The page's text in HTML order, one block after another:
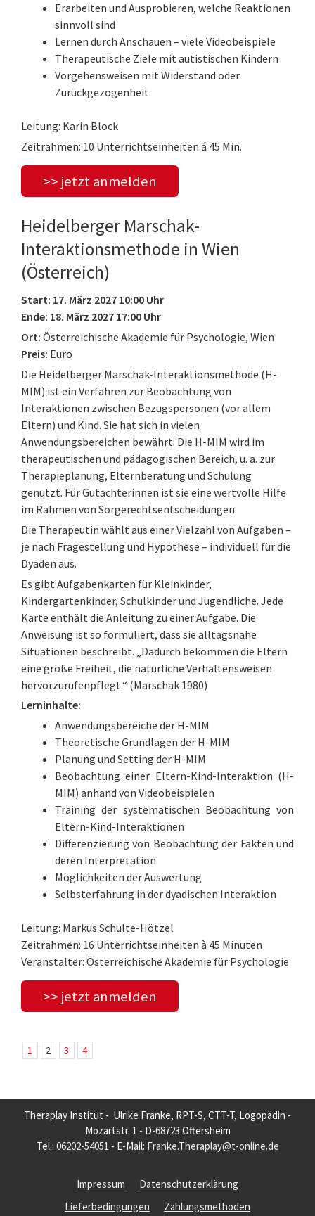
Erarbeiten und Ausprobieren, welche Reaktionen
sinnvoll sind
Lernen durch Anschauen – viele Videobeispiele
Therapeutische Ziele mit autistischen Kindern
Vorgehensweisen mit Widerstand oder
Zurückgezogenheit
Leitung: Karin Block
Zeitrahmen: 10 Unterrichtseinheiten á 45 Min.
>> jetzt anmelden
Heidelberger Marschak-
Interaktionsmethode in Wien
(Österreich)
Start: 17. März 2027 10:00 Uhr
Ende: 18. März 2027 17:00 Uhr
Ort: Österreichische Akademie für Psychologie, Wien
Preis: Euro
Die Heidelberger Marschak-Interaktionsmethode (H-
MIM) ist ein Verfahren zur Beobachtung von
Interaktionen zwischen Bezugspersonen (vor allem
Eltern) und Kind. Sie hat sich in vielen
Anwendungsbereichen bewährt: Die H-MIM wird im
therapeutischen und pädagogischen Bereich, u. a. zur
Therapieplanung, Elternberatung und Schulung
genutzt. Für Gutachterinnen ist sie eine wertvolle Hilfe
im Rahmen von Sorgerechtsentscheidungen.
Die Therapeutin wählt aus einer Vielzahl von Aufgaben –
je nach Fragestellung und Hypothese – individuell für die
Dyaden aus.
Es gibt Aufgabenkarten für Kleinkinder,
Kindergartenkinder, Schulkinder und Jugendliche. Jede
Karte enthält die Anleitung zu einer Aufgabe. Die
Anweisung ist so formuliert, dass sie alltagsnahe
Situationen beschreibt. „Dadurch bekommen die Eltern
eine große Freiheit, die natürliche Verhaltensweisen
hervorzurufenpflegt.“ (Marschak 1980)
Lerninhalte:
Anwendungsbereiche der H-MIM
Theoretische Grundlagen der H-MIM
Planung und Setting der H-MIM
Beobachtung einer Eltern-Kind-Interaktion (H-
MIM) anhand von Videobeispielen
Training der systematischen Beobachtung von
Eltern-Kind-Interaktionen
Differenzierung von Beobachtung der Fakten und
deren Interpretation
Möglichkeiten der Auswertung
Selbsterfahrung in der dyadischen Interaktion
Leitung: Markus Schulte-Hötzel
Zeitrahmen: 16 Unterrichtseinheiten à 45 Minuten
Veranstalter: Österreichische Akademie für Psychologie
>> jetzt anmelden
1 2 3 4
Theraplay Institut - Ulrike Franke, RPT-S, CTT-T, Logopädin -
Mozartstr. 1 - D-68723 Oftersheim
Tel.: 06202-54051 - E-Mail: Franke.Theraplay@t-online.de
Impressum
Datenschutzerklärung
Lieferbedingungen
Zahlungsmethoden